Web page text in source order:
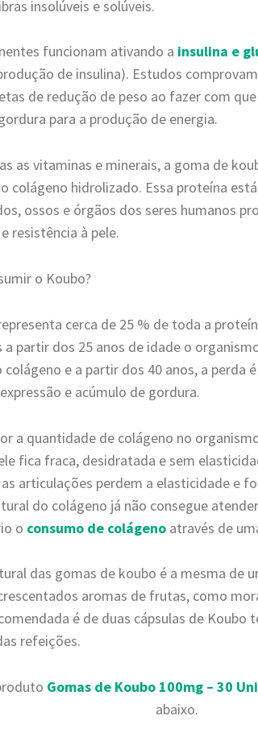
insolúveis e solúveis.
funcionam ativando a insulina e
de insulina). Estudos
de redução de peso ao fazer com
para a produção de energia.
as vitaminas e minerais, a goma de
colágeno hidrolizado. Essa proteína
ossos e órgãos dos seres humanos
resistência à pele.
o Koubo?
cerca de 25 % de toda a
a partir dos 25 anos de idade o
e a partir dos 40 anos, a perda
e acúmulo de gordura.
a quantidade de colágeno no
fica fraca, desidratada e sem
articulações perdem a elasticidade e
do colágeno já não consegue
o consumo de colágeno através de
das gomas de koubo é a mesma de
aromas de frutas, como
é de duas cápsulas de Koubo
refeições.
Gomas de Koubo 100mg – 30
abaixo.